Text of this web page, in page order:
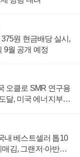
원 현금배당 실시,
9월 공개 예정
오클로 SMR 연구용
달, 미국 에너지부
내 베스트셀러 톱10
김, 그랜저·아반떼